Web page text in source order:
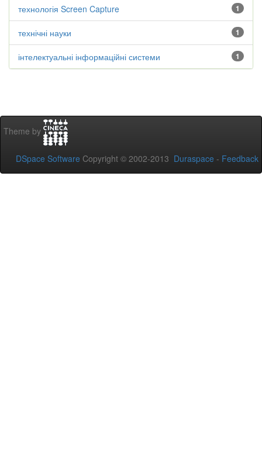
1
технологія Screen Capture
1
технічні науки
1
інтелектуальні інформаційні системи
Theme by
DSpace Software Copyright © 2002-2013 Duraspace - Feedback